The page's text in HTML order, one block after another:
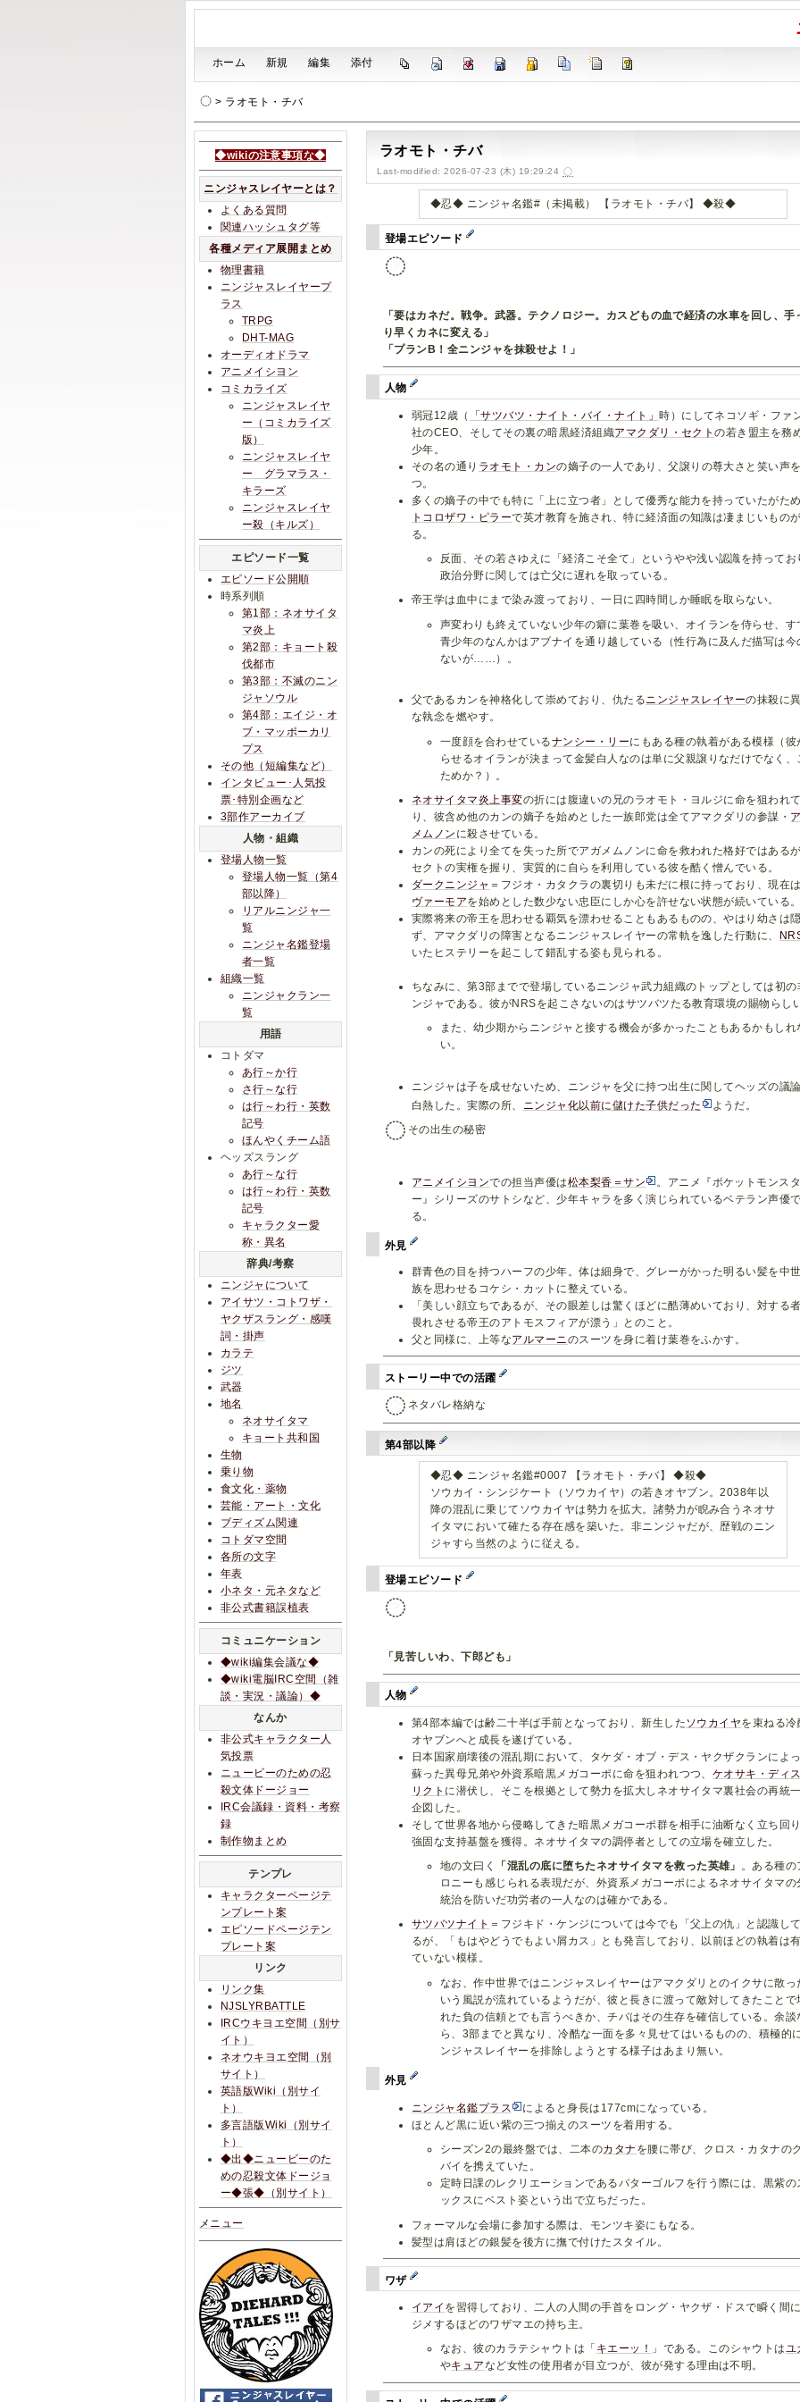
ホーム 新規 編集 添付
> ラオモト・チバ
ラオモト・チバ
Last-modified: 2026-07-23 (木) 19:29:24
◆忍◆ ニンジャ名鑑#（未掲載） 【ラオモト・チバ】 ◆殺◆
登場エピソード
「要はカネだ。戦争。武器。テクノロジー。カスどもの血で経済の水車を回し、手
り早くカネに変える」
「プランB！全ニンジャを抹殺せよ！」
人物
弱冠12歳（ 「サツバツ・ナイト・バイ・ナイト」時）にしてネコソギ・ファ
社のCEO、そしてその裏の暗黒経済組織アマクダリ・セクトの若き盟主を務
少年。
その名の通り ラオモト・カンの嫡子の一人であり、父譲りの尊大さと笑い声
つ。
多くの嫡子の中でも特に「上に立つ者」として優秀な能力を持っていたがた
トコロザワ・ピラーで英才教育を施され、特に経済面の知識は凄まじいもの
る。
反面、その若さゆえに「経済こそ全て」というやや浅い認識を持ってお
政治分野に関しては亡父に遅れを取っている。
帝王学は血中にまで染み渡っており、一日に四時間しか睡眠を取らない。
声変わりも終えていない少年の癖に葉巻を吸い、オイランを侍らせ、す
青少年のなんかはアブナイを通り越している（性行為に及んだ描写は今
ないが……）。
父であるカンを神格化して崇めており、仇たるニンジャスレイヤーの抹殺に
な執念を燃やす。
一度顔を合わせているナンシー・リーにもある種の執着がある模様（彼
らせるオイランが決まって金髪白人なのは単に父親譲りなだけでなく、
ためか？）。
ネオサイタマ炎上事変の折には腹違いの兄のラオモト・ヨルジに命を狙われ
り、彼含め他のカンの嫡子を始めとした一族郎党は全てアマクダリの参謀・
メムノン に殺させている。
カンの死により全てを失った所でアガメムノンに命を救われた格好ではあるが
セクトの実権を握り、実質的に自らを利用している彼を酷く憎んでいる。
ダークニンジャ ＝フジオ・カタクラの裏切りも未だに根に持っており、現在は
ヴァーモアを始めとした数少ない忠臣にしか心を許せない状態が続いている。
実際将来の帝王を思わせる覇気を漂わせることもあるものの、やはり幼さは
ず、アマクダリの障害となるニンジャスレイヤーの常軌を逸した行動に、
いたヒステリーを起こして錯乱する姿も見られる。
ちなみに、第3部までで登場しているニンジャ武力組織のトップとしては初の
ンジャである。彼がNRSを起こさないのはサツバツたる教育環境の賜物らしい
また、幼少期からニンジャと接する機会が多かったこともあるかもしれ
い。
ニンジャは子を成せないため、ニンジャを父に持つ出生に関してヘッズの議
白熱した。実際の所、
ニンジャ化以前に儲けた子供だった
ようだ。
その出生の秘密
アニメイシヨンでの担当声優は松本梨香＝サン
。アニメ『ポケットモンスタ
ー』シリーズのサトシなど、少年キャラを多く演じられているベテラン声優
る。
外見
群青色の目を持つハーフの少年。体は細身で、グレーがかった明るい髪を中
族を思わせるコケシ・カットに整えている。
「美しい顔立ちであるが、その眼差しは驚くほどに酷薄めいており、対する
畏れさせる帝王のアトモスフィアが漂う」とのこと。
父と同様に、上等なアルマーニのスーツを身に着け葉巻をふかす。
ストーリー中での活躍
ネタバレ格納な
第4部以降
◆忍◆ ニンジャ名鑑#0007 【ラオモト・チバ】 ◆殺◆
ソウカイ・シンジケート（ソウカイヤ）の若きオヤブン。2038年以
降の混乱に乗じてソウカイヤは勢力を拡大。諸勢力が睨み合うネオサ
イタマにおいて確たる存在感を築いた。非ニンジャだが、歴戦のニン
ジャすら当然のように従える。
登場エピソード
「見苦しいわ、下郎ども」
人物
第4部本編では齢二十半ば手前となっており、新生したソウカイヤを束ねる冷
オヤブンへと成長を遂げている。
日本国家崩壊後の混乱期において、タケダ・オブ・デス・ヤクザクランによ
蘇った異母兄弟や外資系暗黒メガコーポに命を狙われつつ、 ケオサキ・ディ
リクト に潜伏し、そこを根拠として勢力を拡大しネオサイタマ裏社会の再統
企図した。
そして世界各地から侵略してきた暗黒メガコーポ群を相手に油断なく立ち回り
強固な支持基盤を獲得。ネオサイタマの調停者としての立場を確立した。
地の文曰く
「混乱の底に堕ちたネオサイタマを救った英雄」 。ある種の
ロニーも感じられる表現だが、外資系メガコーポによるネオサイタマの
統治を防いだ功労者の一人なのは確かである。
サツバツナイト ＝フジキド・ケンジについては今でも「父上の仇」と認識し
るが、「もはやどうでもよい屑カス」とも発言しており、以前ほどの執着は
ていない模様。
なお、作中世界ではニンジャスレイヤーはアマクダリとのイクサに散っ
いう風説が流れているようだが、彼と長きに渡って敵対してきたことで
れた負の信頼とでも言うべきか、チバはその生存を確信している。余談
ら、3部までと異なり、冷酷な一面を多々見せてはいるものの、積極的
ンジャスレイヤーを排除しようとする様子はあまり無い。
外見
ニンジャ名鑑プラス
によると身長は177cmになっている。
ほとんど黒に近い紫の三つ揃えのスーツを着用する。
シーズン2の最終盤では、二本のカタナ を腰に帯び、クロス・カタナの
バイを携えていた。
定時日課のレクリエーションであるパターゴルフを行う際には、黒紫の
ックスにベスト姿という出で立ちだった。
フォーマルな会場に参加する際は、モンツキ姿にもなる。
髪型は肩ほどの銀髪を後方に撫で付けたスタイル。
ワザ
イアイ を習得しており、二人の人間の手首をロング・ヤクザ・ドスで瞬く間
ジメするほどのワザマエの持ち主。
なお、彼のカラテシャウトは「 キエーッ！ 」である。このシャウトはユ
やキュアなど女性の使用者が目立つが、彼が発する理由は不明。
◆wikiの注意事項な◆
ニンジャスレイヤーとは？
よくある質問
関連ハッシュタグ等
各種メディア展開まとめ
物理書籍
ニンジャスレイヤープ
ラス
TRPG
DHT-MAG
オーディオドラマ
アニメイシヨン
コミカライズ
ニンジャスレイヤ
ー（コミカライズ
版）
ニンジャスレイヤ
ー グラマラス・
キラーズ
ニンジャスレイヤ
ー殺（キルズ）
エピソード一覧
エピソード公開順
時系列順
第1部：ネオサイタ
マ炎上
第2部：キョート殺
伐都市
第3部：不滅のニン
ジャソウル
第4部：エイジ・オ
ブ・マッポーカリ
プス
その他（短編集など）
インタビュー･人気投
票･特別企画など
3部作アーカイブ
人物・組織
登場人物一覧
登場人物一覧（第4
部以降）
リアルニンジャ一
覧
ニンジャ名鑑登場
者一覧
組織一覧
ニンジャクラン一
覧
用語
コトダマ
あ行～か行
さ行～な行
は行～わ行・英数
記号
ほんやくチーム語
ヘッズスラング
あ行～な行
は行～わ行・英数
記号
キャラクター愛
称・異名
辞典/考察
ニンジャについて
アイサツ・コトワザ・
ヤクザスラング・感嘆
詞・掛声
カラテ
ジツ
武器
地名
ネオサイタマ
キョート共和国
生物
乗り物
食文化・薬物
芸能・アート・文化
ブディズム関連
コトダマ空間
各所の文字
年表
小ネタ・元ネタなど
非公式書籍誤植表
コミュニケーション
◆wiki編集会議な◆
◆wiki電脳IRC空間（雑
談・実況・議論）◆
なんか
非公式キャラクター人
気投票
ニュービーのための忍
殺文体ドージョー
IRC会議録・資料・考察
録
制作物まとめ
テンプレ
キャラクターページテ
ンプレート案
エピソードページテン
プレート案
リンク
リンク集
NJSLYRBATTLE
IRCウキヨエ空間（別サ
イト）
ネオウキヨエ空間（別
サイト）
英語版Wiki（別サイ
ト）
多言語版Wiki（別サイ
ト）
◆出◆ニュービーのた
めの忍殺文体ドージョ
ー◆張◆（別サイト）
メニュー